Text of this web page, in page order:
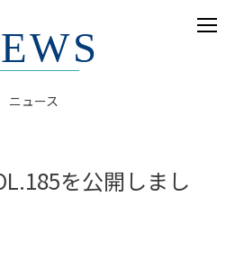
HOME
ニュース
を公開しまし